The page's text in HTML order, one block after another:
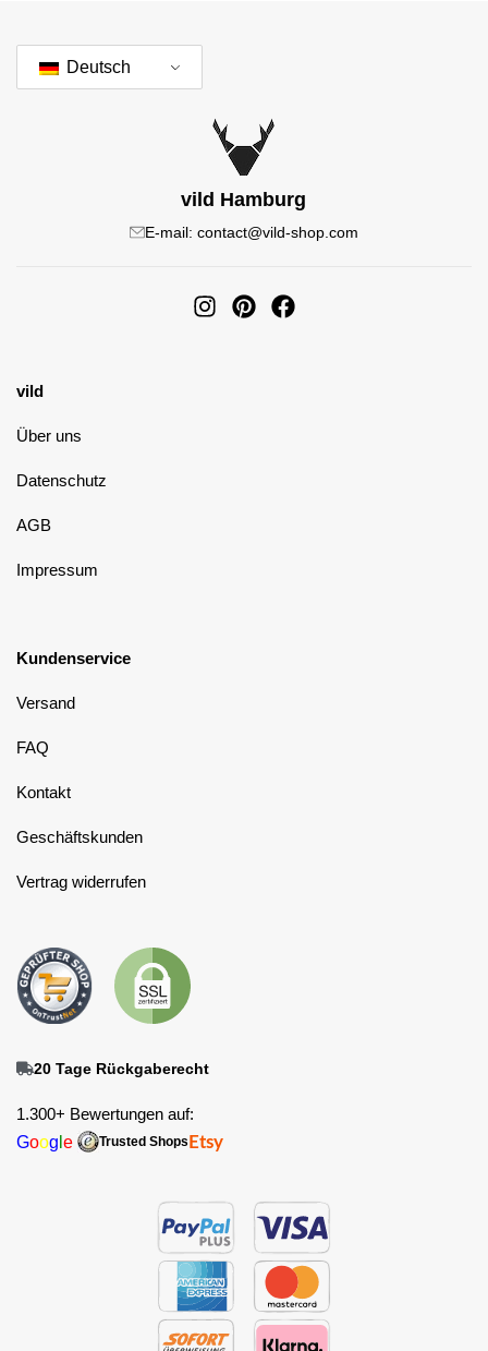
Deutsch
vild Hamburg
E-mail: contact@vild-shop.com
vild
Über uns
Datenschutz
AGB
Impressum
Kundenservice
Versand
FAQ
Kontakt
Geschäftskunden
Vertrag widerrufen
20 Tage Rückgaberecht
1.300+ Bewertungen auf:
Goog e Trusted Shops Etsy